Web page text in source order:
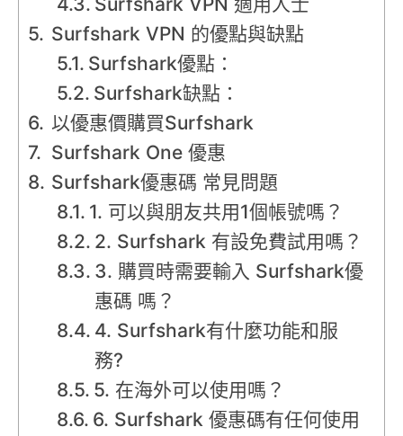
Surfshark VPN 的優點與缺點
Surfshark優點：
Surfshark缺點：
以優惠價購買Surfshark
Surfshark One 優惠
Surfshark優惠碼 常見問題
1. 可以與朋友共用1個帳號嗎？
2. Surfshark 有設免費試用嗎？
3. 購買時需要輸入 Surfshark優
惠碼 嗎？
4. Surfshark有什麼功能和服
務?
5. 在海外可以使用嗎？
6. Surfshark 優惠碼有任何使用